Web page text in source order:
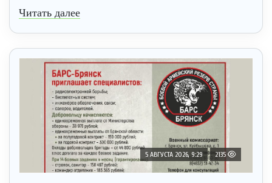
Читать далее
5 АВГУСТА 2026, 9:29 2135